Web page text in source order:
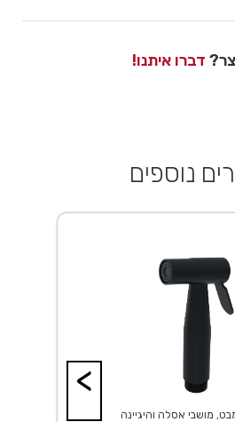
דברו איתנו!
נוספים
מושבי אסלה והיגיינה
<